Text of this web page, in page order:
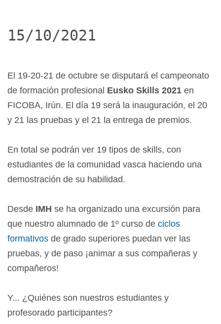
15/10/2021
El 19-20-21 de octubre se disputará el campeonato
de formación profesional Eusko Skills 2021 en
FICOBA, Irún. El día 19 será la inauguración, el 20
y 21 las pruebas y el 21 la entrega de premios.
En total se podrán ver 19 tipos de skills, con
estudiantes de la comunidad vasca haciendo una
demostración de su habilidad.
Desde IMH se ha organizado una excursión para
que nuestro alumnado de 1º curso de ciclos
formativos de grado superiores puedan ver las
pruebas, y de paso ¡animar a sus compañeras y
compañeros!
Y... ¿Quiénes son nuestros estudiantes y
profesorado participantes?